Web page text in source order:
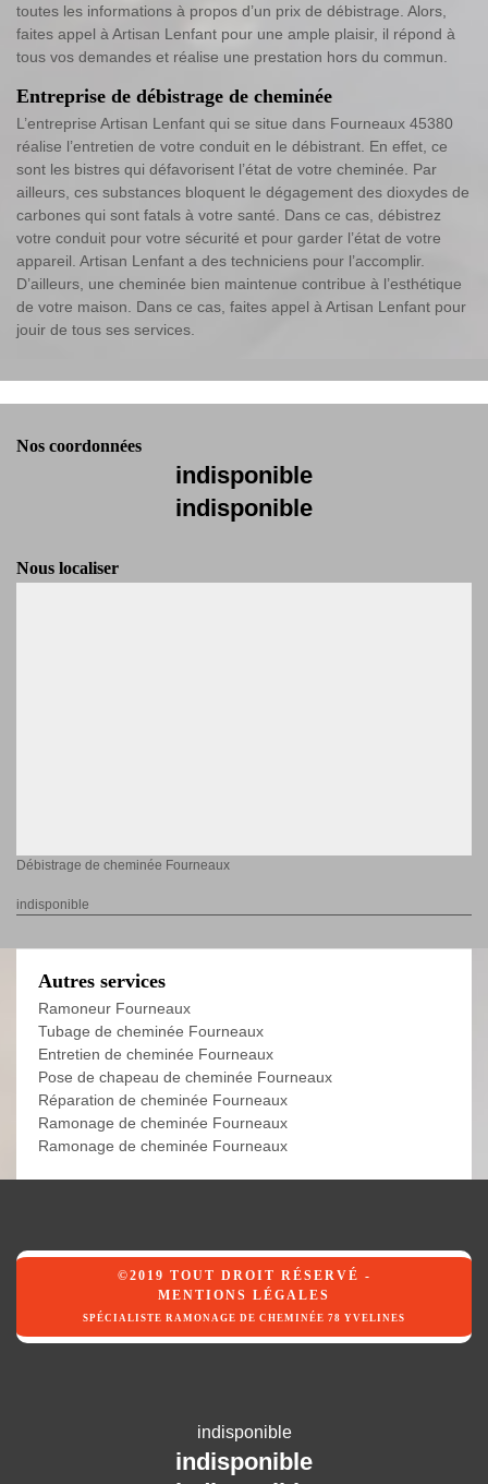
toutes les informations à propos d’un prix de débistrage. Alors,
faites appel à Artisan Lenfant pour une ample plaisir, il répond à
tous vos demandes et réalise une prestation hors du commun.
Entreprise de débistrage de cheminée
L’entreprise Artisan Lenfant qui se situe dans Fourneaux 45380
réalise l’entretien de votre conduit en le débistrant. En effet, ce
sont les bistres qui défavorisent l’état de votre cheminée. Par
ailleurs, ces substances bloquent le dégagement des dioxydes de
carbones qui sont fatals à votre santé. Dans ce cas, débistrez
votre conduit pour votre sécurité et pour garder l’état de votre
appareil. Artisan Lenfant a des techniciens pour l’accomplir.
D’ailleurs, une cheminée bien maintenue contribue à l’esthétique
de votre maison. Dans ce cas, faites appel à Artisan Lenfant pour
jouir de tous ses services.
Nos coordonnées
indisponible
indisponible
Nous localiser
Débistrage de cheminée Fourneaux
indisponible
Autres services
Ramoneur Fourneaux
Tubage de cheminée Fourneaux
Entretien de cheminée Fourneaux
Pose de chapeau de cheminée Fourneaux
Réparation de cheminée Fourneaux
Ramonage de cheminée Fourneaux
Ramonage de cheminée Fourneaux
©2019 TOUT DROIT RÉSERVÉ -
MENTIONS LÉGALES
SPÉCIALISTE RAMONAGE DE CHEMINÉE 78 YVELINES
indisponible
indisponible